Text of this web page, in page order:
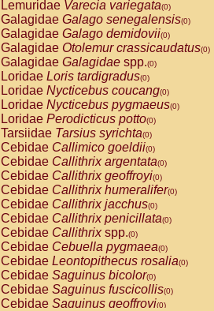
AtelidaeAlouattaspp.(0)
AtelidaeAteles belzebuth(0)
AtelidaeAteles geoffroyi(0)
AtelidaeAteles paniscus(0)
AtelidaeAtelesspp.(0)
Atelidae Lagothrix lagothricha
AtelidaeLagothrix lagothricha cana
PitheciidaeCacajao calvus
PitheciidaeCallicebus cupreus
PitheciidaeCallicebus donacophilus
PitheciidaeCallicebus moloch
PitheciidaeCallicebus torquatus
PitheciidaeCallicebusspp.(0)
PitheciidaeChiropotes satanas(0)
PitheciidaePithecia monachus
PitheciidaePithecia pithecia(0)
CercopithecidaeCercocebus agilis
CercopithecidaeCercocebus
CercopithecidaeCercocebus
CercopithecidaeCercocebus
CercopithecidaeCercocebus
CercopithecidaeCercocebushybrid
Lemuridae Varecia variegata(0)
Galagidae Galago senegalensis(0)
Galagidae Galago demidovii(0)
Galagidae Otolemur crassicaudatus(0)
Galagidae Galagidae spp.(0)
Loridae Loris tardigradus(0)
Loridae Nycticebus coucang(0)
Loridae Nycticebus pygmaeus(0)
Loridae Perodicticus potto(0)
Tarsiidae Tarsius syrichta(0)
Cebidae Callimico goeldii(0)
Cebidae Callithrix argentata(0)
Cebidae Callithrix geoffroyi(0)
Cebidae Callithrix humeralifer(0)
Cebidae Callithrix jacchus(0)
Cebidae Callithrix penicillata(0)
Cebidae Callithrixspp.(0)
Cebidae Cebuella pygmaea(0)
Cebidae Leontopithecus rosalia(0)
Cebidae Saguinus bicolor(0)
Cebidae Saguinus fuscicollis(0)
Cebidae Saguinus geoffroyi(0)